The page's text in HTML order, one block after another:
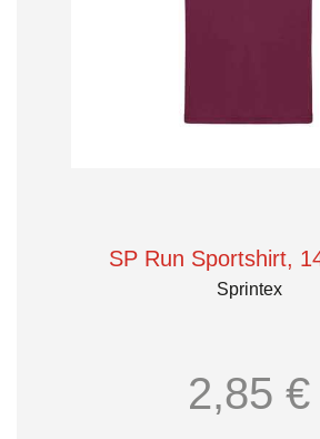
SP Run Sportshirt,
Sprintex
2,85 €